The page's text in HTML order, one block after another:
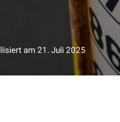
am 21. Juli 2025